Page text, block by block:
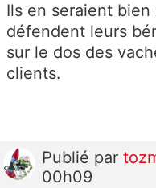
Ils en seraient
défendent leurs
sur le dos des
clients.
Publié par
00h09